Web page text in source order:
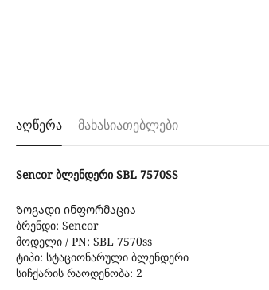
აღწერა მახასიათებლები
Sencor ბლენდერი SBL 7570SS
Ზოგადი ინფორმაცია
ბრენდი: Sencor
მოდელი / PN: SBL 7570ss
ტიპი: სტაციონარული ბლენდერი
სიჩქარის რაოდენობა: 2